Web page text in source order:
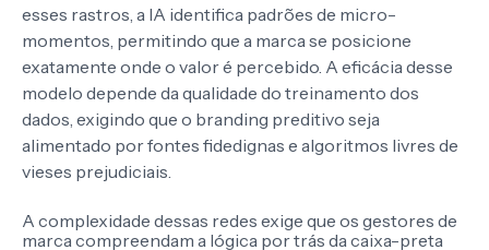
esses rastros, a IA identifica padrões de micro-
momentos, permitindo que a marca se posicione
exatamente onde o valor é percebido. A eficácia desse
modelo depende da qualidade do treinamento dos
dados, exigindo que o branding preditivo seja
alimentado por fontes fidedignas e algoritmos livres de
vieses prejudiciais.
A complexidade dessas redes exige que os gestores de
marca compreendam a lógica por trás da caixa-preta